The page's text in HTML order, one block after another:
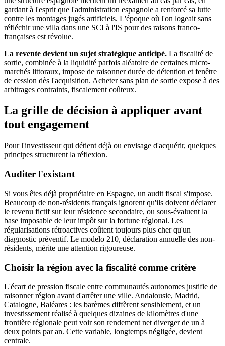
gardant à l'esprit que l'administration espagnole a renforcé sa lutte
contre les montages jugés artificiels. L'époque où l'on logeait sans
réfléchir une villa dans une SCI à l'IS pour des raisons franco-
françaises est révolue.
La revente devient un sujet stratégique anticipé. La fiscalité de
sortie, combinée à la liquidité parfois aléatoire de certaines micro-
marchés littoraux, impose de raisonner durée de détention et fenêtre
de cession dès l'acquisition. Acheter sans plan de sortie expose à des
arbitrages contraints, fiscalement coûteux.
La grille de décision à appliquer avant
tout engagement
Pour l'investisseur qui détient déjà ou envisage d'acquérir, quelques
principes structurent la réflexion.
Auditer l'existant
Si vous êtes déjà propriétaire en Espagne, un audit fiscal s'impose.
Beaucoup de non-résidents français ignorent qu'ils doivent déclarer
le revenu fictif sur leur résidence secondaire, ou sous-évaluent la
base imposable de leur impôt sur la fortune régional. Les
régularisations rétroactives coûtent toujours plus cher qu'un
diagnostic préventif. Le modelo 210, déclaration annuelle des non-
résidents, mérite une attention rigoureuse.
Choisir la région avec la fiscalité comme critère
L'écart de pression fiscale entre communautés autonomes justifie de
raisonner région avant d'arrêter une ville. Andalousie, Madrid,
Catalogne, Baléares : les barèmes diffèrent sensiblement, et un
investissement réalisé à quelques dizaines de kilomètres d'une
frontière régionale peut voir son rendement net diverger de un à
deux points par an. Cette variable, longtemps négligée, devient
centrale.